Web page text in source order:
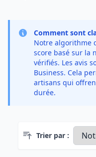
Comment sont
Notre algorithme
score basé sur la
vérifiés. Les avis
Business. Cela
artisans qui
durée.
Trier par :